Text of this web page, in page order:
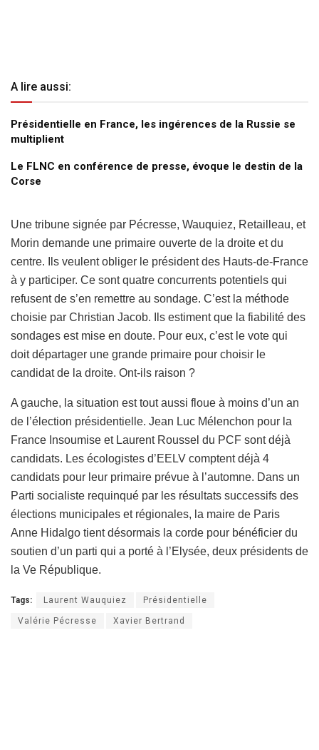
A lire aussi:
Présidentielle en France, les ingérences de la Russie se
multiplient
Le FLNC en conférence de presse, évoque le destin de la
Corse
Une tribune signée par Pécresse, Wauquiez, Retailleau, et
Morin demande une primaire ouverte de la droite et du
centre. Ils veulent obliger le président des Hauts-de-France
à y participer. Ce sont quatre concurrents potentiels qui
refusent de s’en remettre au sondage. C’est la méthode
choisie par Christian Jacob. Ils estiment que la fiabilité des
sondages est mise en doute. Pour eux, c’est le vote qui
doit départager une grande primaire pour choisir le
candidat de la droite. Ont-ils raison ?
A gauche, la situation est tout aussi floue à moins d’un an
de l’élection présidentielle. Jean Luc Mélenchon pour la
France Insoumise et Laurent Roussel du PCF sont déjà
candidats. Les écologistes d’EELV comptent déjà 4
candidats pour leur primaire prévue à l’automne. Dans un
Parti socialiste requinqué par les résultats successifs des
élections municipales et régionales, la maire de Paris
Anne Hidalgo tient désormais la corde pour bénéficier du
soutien d’un parti qui a porté à l’Elysée, deux présidents de
la Ve République.
Tags: Laurent Wauquiez Présidentielle
Valérie Pécresse Xavier Bertrand